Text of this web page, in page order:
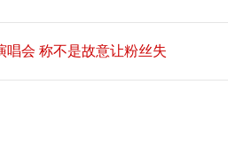
唱会 称不是故意让粉丝失